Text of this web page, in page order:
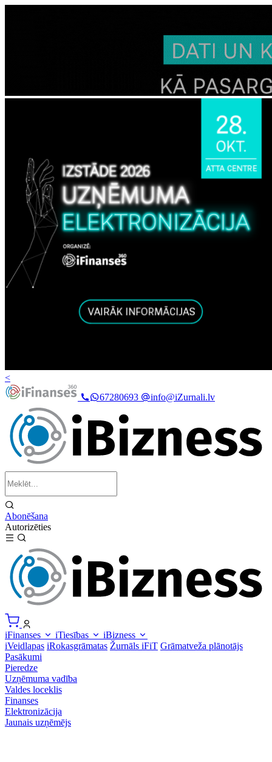
<
67280693
info@iZurnali.lv
Abonēšana
Autorizēties
iFinanses iTiesības
iBizness
iVeidlapas iRokasgrāmatas Žurnāls iFiT Grāmatveža plānotājs
Pasākumi
Pieredze
Uzņēmuma vadība
Valdes loceklis
Finanses
Elektronizācija
Jaunais uzņēmējs